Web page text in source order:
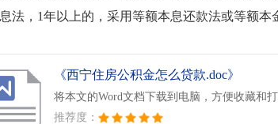
法，1年以上的，采用等额本息还款法或等额本
《西宁住房公积金怎么贷款.doc》
将本文的Word文档下载到电脑，方便收藏和
推荐度：